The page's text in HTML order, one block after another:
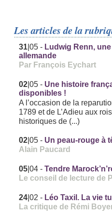
Les articles de la
31 |05 - Ludwig Renn,
allemande
Par François Eychart
02 |05 - Une histoire
disponibles !
A l’occasion de la
1789 et de L’Adieu aux
historiques de (...)
02 |05 - Un peau-rouge à
Alain Paucard
05 |04 -Tendre
Le conseil de lecture de
24 |02 - Léo Taxil. La vie
La critique de Rémi